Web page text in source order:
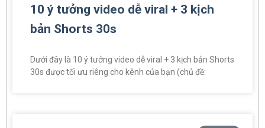
10 ý tưởng video dễ viral + 3 kịch
bản Shorts 30s
Dưới đây là 10 ý tưởng video dễ viral + 3 kịch bản Shorts
30s được tối ưu riêng cho kênh của bạn (chủ đề: